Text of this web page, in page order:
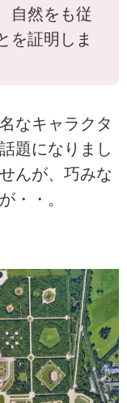
自然をも従
を証明しま
なキャラクタ
題になりまし
んが、巧みな
・・。